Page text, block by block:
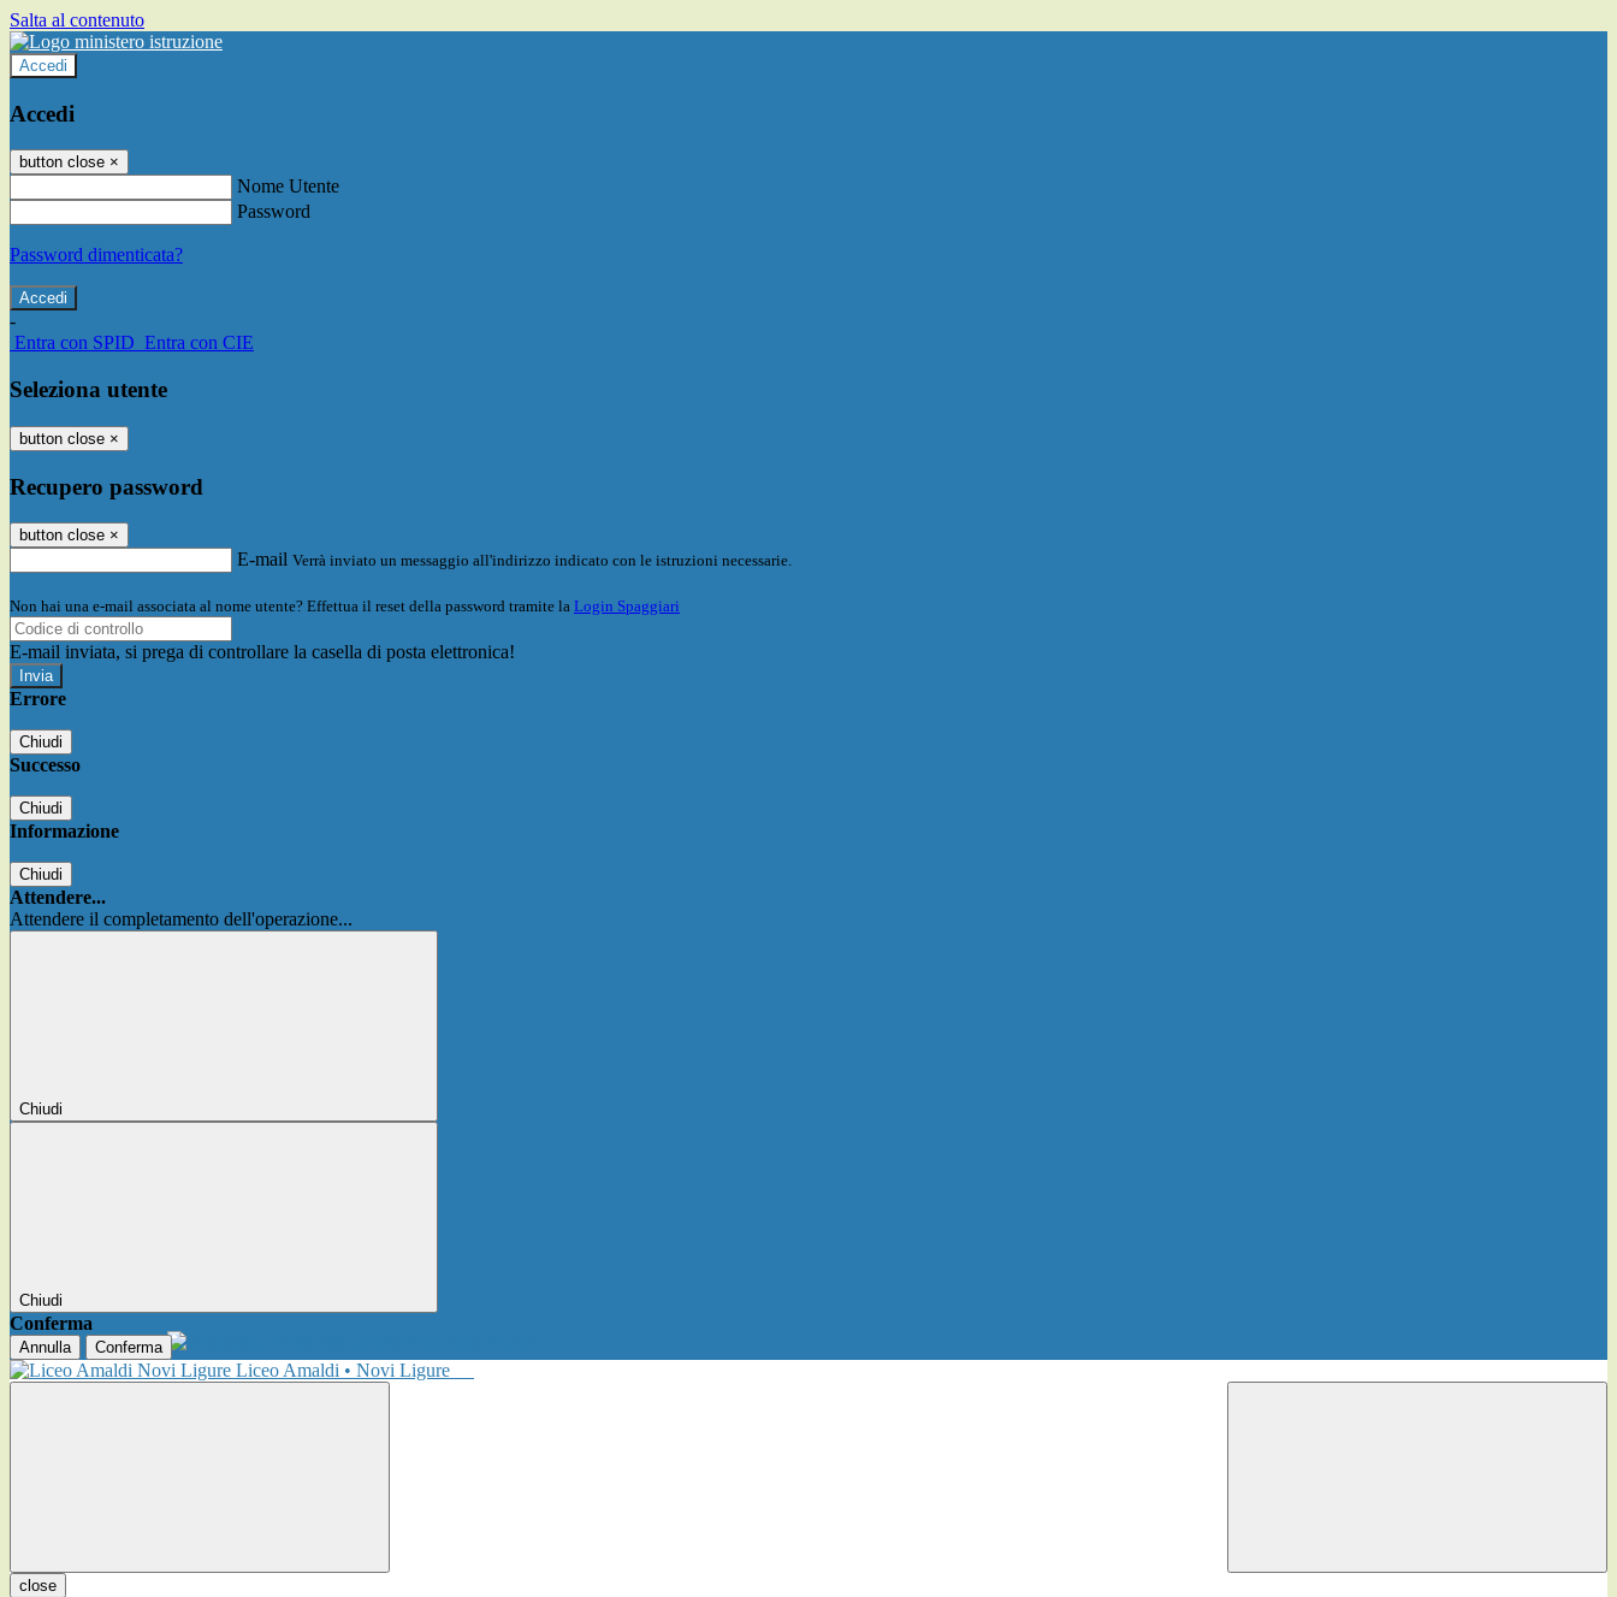
Salta al contenuto
Accedi
Accedi
button close ×
Nome Utente
Password
Password dimenticata?
-
Entra con SPID Entra con CIE
Seleziona utente
button close ×
Recupero password
button close ×
E-mail Verrà inviato un messaggio all'indirizzo indicato con le istruzioni necessarie.
Non hai una e-mail associata al nome utente? Effettua il reset della password tramite la Login Spaggiari
E-mail inviata, si prega di controllare la casella di posta elettronica!
Errore
Chiudi
Successo
Chiudi
Informazione
Chiudi
Attendere...
Attendere il completamento dell'operazione...
Chiudi
Chiudi
Conferma
Annulla Conferma
Liceo Amaldi • Novi Ligure
close